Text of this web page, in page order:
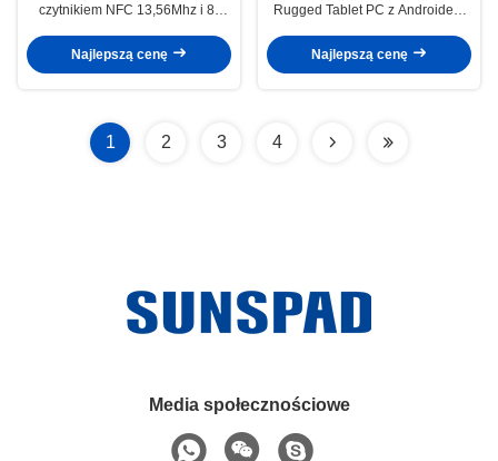
czytnikiem NFC 13,56Mhz i 8"
przemysłowego
Najlepszą cenę
Rugged Tablet PC z Androidem
przemysłowego
Najlepszą cenę
1 2 3 4
Media społecznościowe